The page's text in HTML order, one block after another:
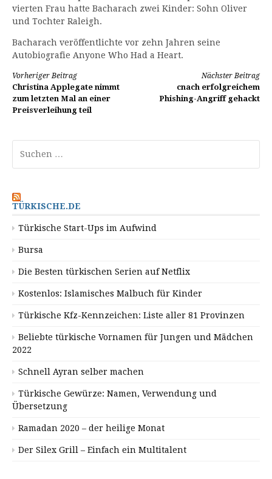
vierten Frau hatte Bacharach zwei Kinder: Sohn Oliver
und Tochter Raleigh.
Bacharach veröffentlichte vor zehn Jahren seine
Autobiografie Anyone Who Had a Heart.
Weiterlesen
Vorheriger Beitrag
Christina Applegate nimmt
zum letzten Mal an einer
Preisverleihung teil
Nächster Beitrag
cnach erfolgreichem
Phishing-Angriff gehackt
nach:
TÜRKISCHE.DE
Türkische Start-Ups im Aufwind
Bursa
Die Besten türkischen Serien auf Netflix
Kostenlos: Islamisches Malbuch für Kinder
Türkische Kfz-Kennzeichen: Liste aller 81 Provinzen
Beliebte türkische Vornamen für Jungen und Mädchen
2022
Schnell Ayran selber machen
Türkische Gewürze: Namen, Verwendung und
Übersetzung
Ramadan 2020 – der heilige Monat
Der Silex Grill – Einfach ein Multitalent